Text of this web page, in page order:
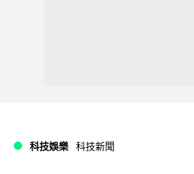
科技娛樂 科技新聞